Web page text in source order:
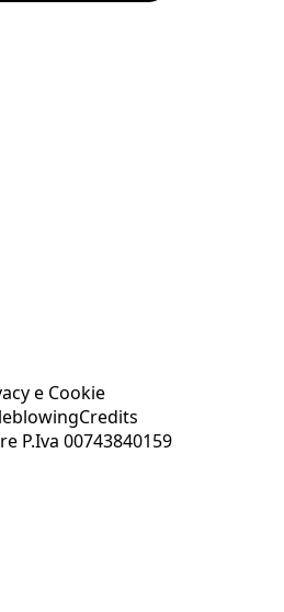
e Cookie
Credits
P.Iva 00743840159